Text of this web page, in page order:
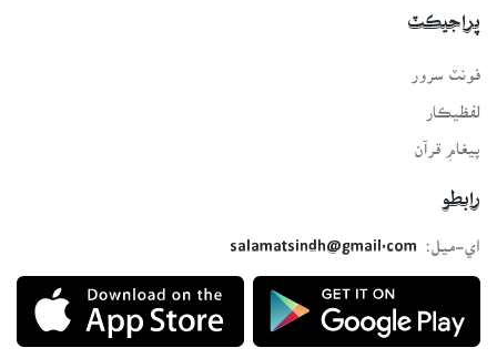
پراجيڪٽ
فونٽ سرور
لفظيڪار
پيغامِ قرآن
رابطو
اي-ميل:
salamatsindh@gmail.com